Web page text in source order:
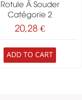
Rotule À Souder
Catégorie 2
20,28 €
ADD TO CART